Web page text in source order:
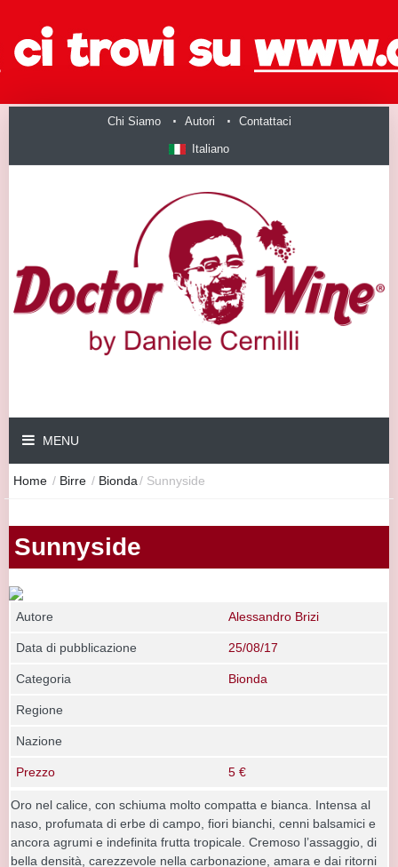
Chi Siamo Autori Contattaci
Italiano
MENU
Home / Birre / Bionda/ Sunnyside
Sunnyside
Autore Alessandro Brizi
Data di pubblicazione 25/08/17
Categoria Bionda
Regione
Nazione
Prezzo 5 €
Oro nel calice, con schiuma molto compatta e bianca. Intensa al
naso, profumata di erbe di campo, fiori bianchi, cenni balsamici e
ancora agrumi e indefinita frutta tropicale. Cremoso l’assaggio, di
bella densità, carezzevole nella carbonazione, amara e dai ritorni